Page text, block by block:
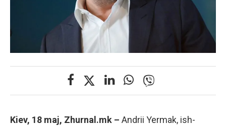
Kiev, 18 maj, Zhurnal.mk – Andrii Yermak, ish-